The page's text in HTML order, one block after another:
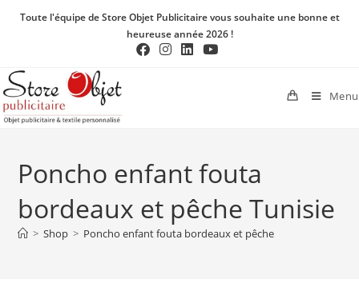
Toute l'équipe de Store Objet Publicitaire vous souhaite une bonne et
heureuse année 2026 !
Menu
Poncho enfant fouta
bordeaux et pêche Tunisie
> Shop > Poncho enfant fouta bordeaux et pêche